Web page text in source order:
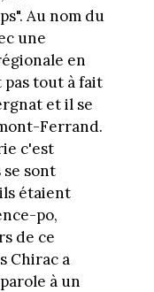
Au nom du
une
en
pas tout à fait
et il se
Ferrand.
c'est
se sont
étaient
po,
de ce
Chirac a
à un